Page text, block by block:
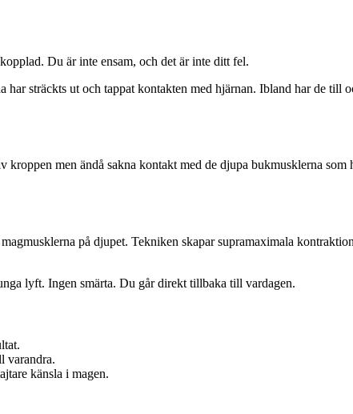
Du är inte ensam, och det är inte ditt fel.
sträckts ut och tappat kontakten med hjärnan. Ibland har de till
men ändå sakna kontakt med de djupa bukmusklerna
på djupet. Tekniken skapar supramaximala
lyft. Ingen smärta. Du går direkt tillbaka till vardagen.
varandra.
känsla i magen.